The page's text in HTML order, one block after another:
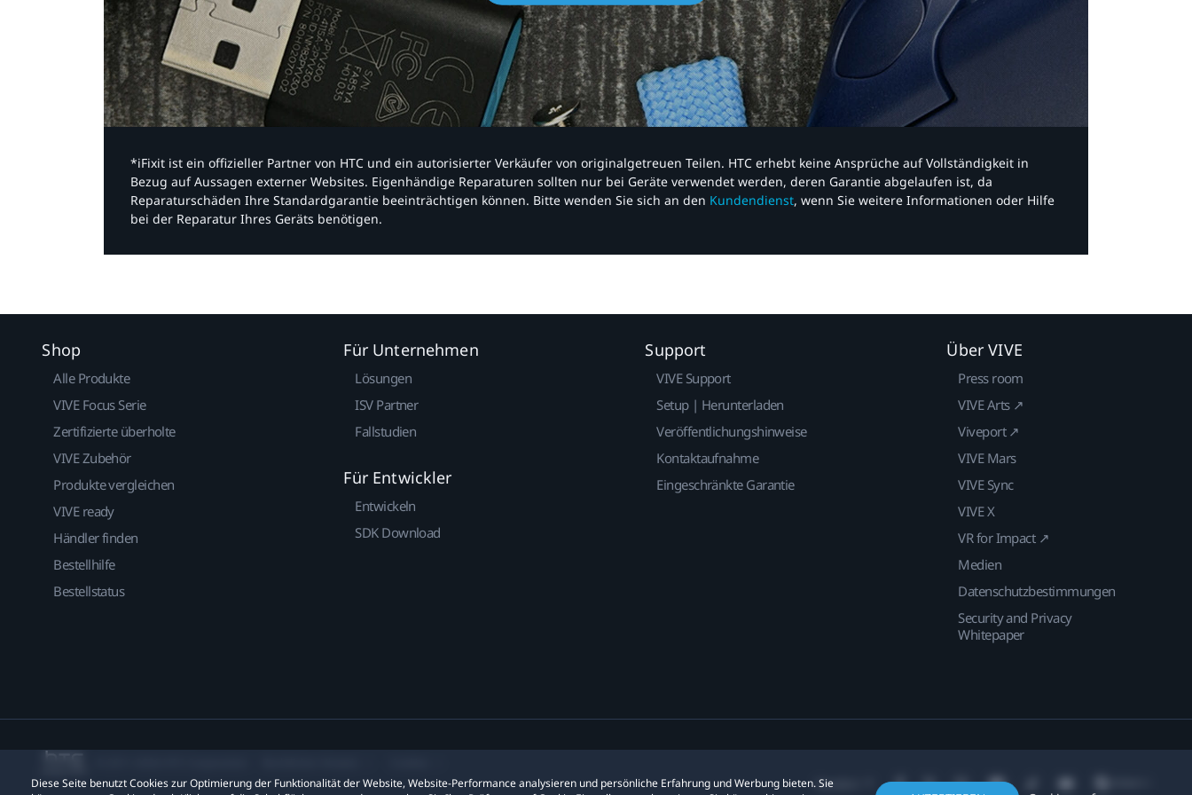
*iFixit ist ein offizieller Partner von HTC und ein autorisierter Verkäufer von originalgetreuen Teilen. HTC erhebt keine Ansprüche auf Vollständigkeit in
Bezug auf Aussagen externer Websites. Eigenhändige Reparaturen sollten nur bei Geräte verwendet werden, deren Garantie abgelaufen ist, da
Reparaturschäden Ihre Standardgarantie beeinträchtigen können. Bitte wenden Sie sich an den Kundendienst, wenn Sie weitere Informationen oder Hilfe
bei der Reparatur Ihres Geräts benötigen.​
Diese Seite benutzt Cookies zur Optimierung der Funktionalität der Website, Website-Performance analysieren und persönliche Erfahrung und Werbung bieten. Sie
Shop
Alle Produkte
VIVE Focus Serie
Zertifizierte überholte
VIVE Zubehör
Produkte vergleichen
VIVE ready
Händler finden
Bestellhilfe
Bestellstatus
Für Unternehmen
Lösungen
ISV Partner
Fallstudien
Für Entwickler
Entwickeln
SDK Download
Support
VIVE Support
Setup | Herunterladen
Veröffentlichungshinweise
Kontaktaufnahme
Eingeschränkte Garantie
Über VIVE
Press room
VIVE Arts ↗
Viveport ↗
VIVE Mars
VIVE Sync
VIVE X
VR for Impact ↗
Medien
Datenschutzbestimmungen
Security and Privacy
Whitepaper
Standort